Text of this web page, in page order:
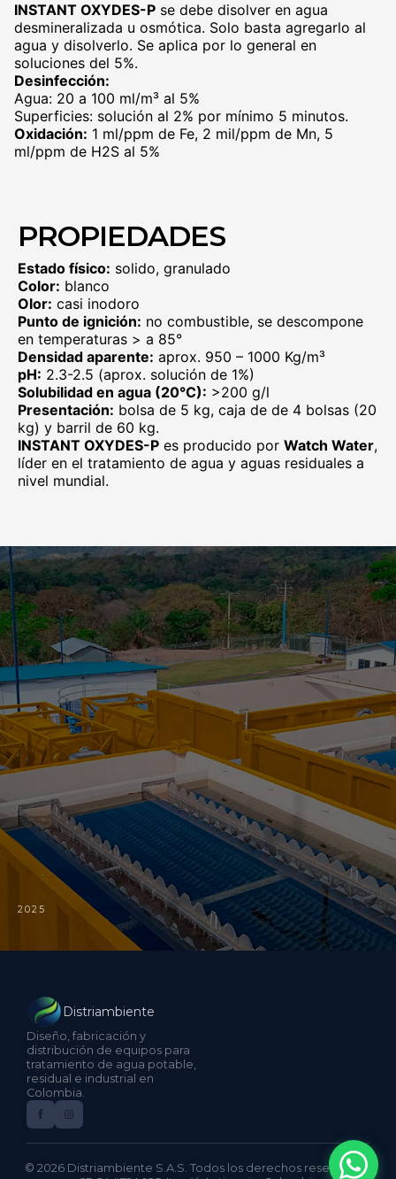
INSTANT OXYDES-P se debe disolver en agua
desmineralizada u osmótica. Solo basta agregarlo al
agua y disolverlo. Se aplica por lo general en
soluciones del 5%.
Desinfección:
Agua: 20 a 100 ml/m³ al 5%
Superficies: solución al 2% por mínimo 5 minutos.
Oxidación: 1 ml/ppm de Fe, 2 mil/ppm de Mn, 5
ml/ppm de H2S al 5%
PROPIEDADES
Estado físico: solido, granulado
Color: blanco
Olor: casi inodoro
Punto de ignición: no combustible, se descompone
en temperaturas > a 85°
Densidad aparente: aprox. 950 – 1000 Kg/m³
pH: 2.3-2.5 (aprox. solución de 1%)
Solubilidad en agua (20°C): >200 g/l
Presentación: bolsa de 5 kg, caja de de 4 bolsas (20
kg) y barril de 60 kg.
INSTANT OXYDES-P es producido por Watch Water,
líder en el tratamiento de agua y aguas residuales a
nivel mundial.
2025
Distriambiente
Diseño, fabricación y
distribución de equipos para
tratamiento de agua potable,
residual e industrial en
Colombia.
© 2026 Distriambiente S.A.S. Todos los derechos reservados.